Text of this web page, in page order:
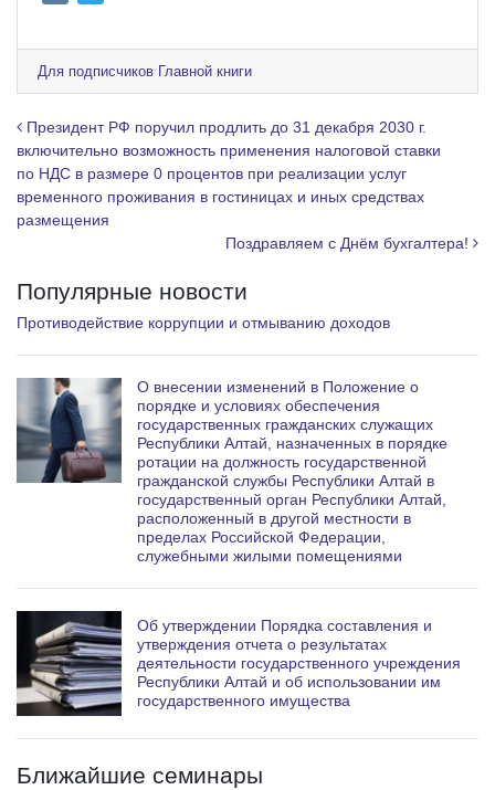
e
g
r
a
m
Для подписчиков Главной книги
Навигация по записям
Президент РФ поручил продлить до 31 декабря 2030 г.
включительно возможность применения налоговой ставки
по НДС в размере 0 процентов при реализации услуг
временного проживания в гостиницах и иных средствах
размещения
Поздравляем с Днём бухгалтера!
Популярные новости
Противодействие коррупции и отмыванию доходов
О внесении изменений в Положение о
порядке и условиях обеспечения
государственных гражданских служащих
Республики Алтай, назначенных в порядке
ротации на должность государственной
гражданской службы Республики Алтай в
государственный орган Республики Алтай,
расположенный в другой местности в
пределах Российской Федерации,
служебными жилыми помещениями
Об утверждении Порядка составления и
утверждения отчета о результатах
деятельности государственного учреждения
Республики Алтай и об использовании им
государственного имущества
Ближайшие семинары